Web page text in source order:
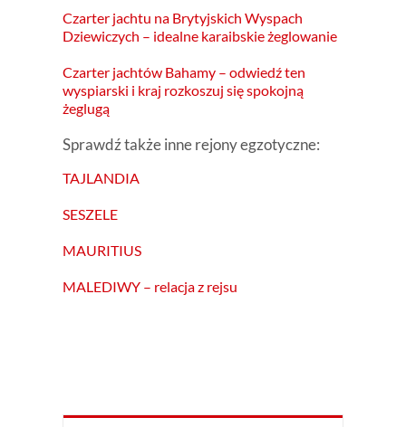
Czarter jachtu na Brytyjskich Wyspach
Dziewiczych – idealne karaibskie żeglowanie
Czarter jachtów Bahamy – odwiedź ten
wyspiarski i kraj rozkoszuj się spokojną
żeglugą
Sprawdź także inne rejony egzotyczne:
TAJLANDIA
SESZELE
MAURITIUS
MALEDIWY – relacja z rejsu